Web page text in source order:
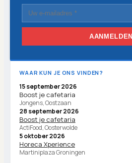
AANMELDEN
WAAR KUN JE ONS VINDEN?
15 september 2026
Boost je cafetaria
Jongens, Oostzaan
28 september 2026
Boost je cafetaria
ActiFood, Oosterwolde
5 oktober 2026
Horeca Xperience
Martiniplaza Groningen